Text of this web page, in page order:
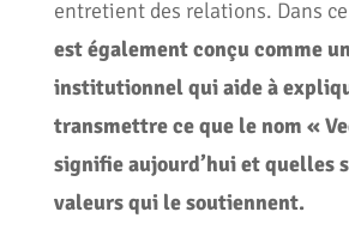
entretient des relations. Dans
est également conçu comme
institutionnel qui aide à
transmettre ce que le nom «
signifie aujourd’hui et quelles
valeurs qui le soutiennent.